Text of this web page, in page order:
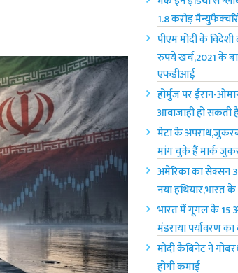
1.8 करोड़
पीएम मोदी के
रुपये खर्च,2021 के
एफडीआई
होर्मुज पर ईरान-
आवाजाही हो सकती
मेटा के
मांग चुके हैं मार्क
अमेरिका का सेक्सन
नया हथियार,भारत
भारत में गूगल के 15
मंडराया पर्यावरण
मोदी कैबिनेट ने
होगी कमाई